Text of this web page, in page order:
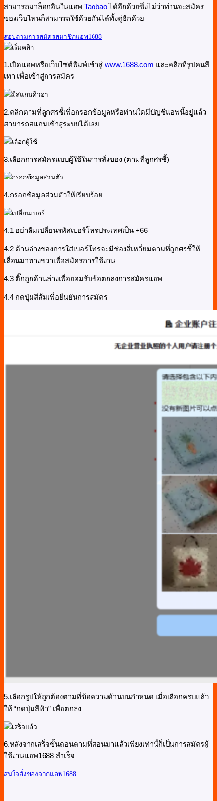
สามารถมาล็อกอินในแอพ Taobaoได้อีกด้วยซึ่งไม่ว่าท่านจะสมัคร
ของเว็บไหนก็สามารถใช้ด้วยกันได้ทั้งคู่อีกด้วย
สอบถามการสมัครสมาชิกแอพ1688
1.เปิดแอพหรือเว็บไซต์พิมพ์เข้าสู่ www.1688.com และคลิกที่รูปคนสี
เทา เพื่อเข้าสู่การสมัคร
2.คลิกตามที่ลูกศรชี้เพื่อกรอกข้อมูลหรือท่านใดมีบัญชีแอพนี้อยู่แล้ว
สามารถสแกนเข้าสู่ระบบได้เลย
3.เลือกการสมัครแบบผู้ใช้ในการสั่งของ (ตามที่ลูกศรชี้)
4.กรอกข้อมูลส่วนตัวให้เรียบร้อย
4.1 อย่าลืมเปลี่ยนรหัสเบอร์โทรประเทศเป็น +66
4.2 ด้านล่างของการใส่เบอร์โทรจะมีช่องสี่เหลี่ยมตามที่ลูกศรชี้ให้
เลื่อนมาทางขวาเพื่อสมัครการใช้งาน
4.3 ติ๊กถูกด้านล่างเพื่อยอมรับข้อตกลงการสมัครแอพ
4.4 กดปุ่มสีส้มเพื่อยืนยันการสมัคร
5.เลือกรูปให้ถูกต้องตามที่ข้อความด้านบนกำหนด เมื่อเลือกครบแล้ว
ให้ “กดปุ่มสีฟ้า” เพื่อตกลง
6.หลังจากเสร็จขั้นตอนตามที่สอนมาแล้วเพียงเท่านี้ก็เป็นการสมัครผู้
ใช้งานแอพ1688 สำเร็จ
สนใจสั่งของจากแอพ1688